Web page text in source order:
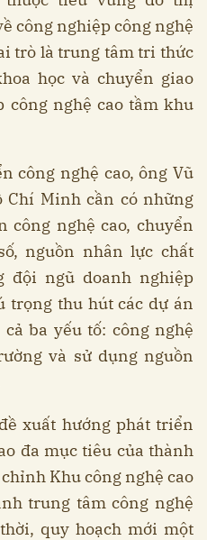
công nghiệp công nghệ
trò là trung tâm tri thức
học và chuyển giao
công nghệ cao tầm khu
công nghệ cao, ông Vũ
Chí Minh cần có những
công nghệ cao, chuyển
nguồn nhân lực chất
đội ngũ doanh nghiệp
trọng thu hút các dự án
ba yếu tố: công nghệ
và sử dụng nguồn
xuất hướng phát triển
đa mục tiêu của thành
Khu công nghệ cao
trung tâm công nghệ
quy hoạch mới một